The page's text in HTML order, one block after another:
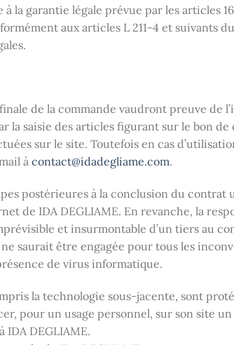
la garantie légale prévue par les articles
aux articles L 211-4 et suivants
de la commande vaudront preuve de
la saisie des articles figurant sur le bon de
sur le site. Toutefois en cas
à contact@idadegliame.com.
postérieures à la conclusion du
de IDA DEGLIAME. En revanche, la
et insurmontable d’un tiers au
saurait être engagée pour tous les
de virus informatique.
la technologie sous-jacente, sont
pour un usage personnel, sur son site
IDA DEGLIAME.